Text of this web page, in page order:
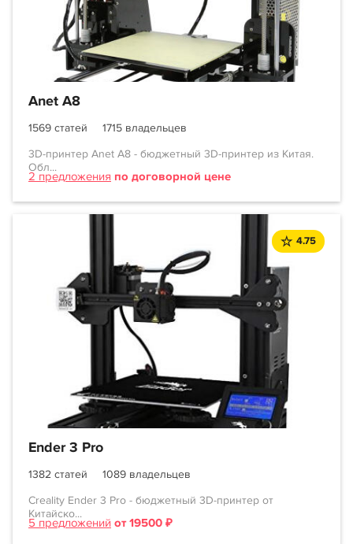
Anet A8
1569 статей
1715 владельцев
3D-принтер Anet A8 - бюджетный 3D-принтер из Китая.
Обл...
2 предложения по договорной цене
4.75
Ender 3 Pro
1382 статей
1089 владельцев
Creality Ender 3 Pro - бюджетный 3D-принтер от
Китайско...
5 предложений от 19500 ₽